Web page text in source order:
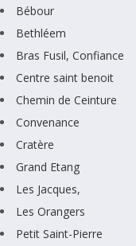
Bébour
Bethléem
Bras Fusil, Confiance
Centre saint benoit
Chemin de Ceinture
Convenance
Cratère
Grand Etang
Les Jacques,
Les Orangers
Petit Saint-Pierre